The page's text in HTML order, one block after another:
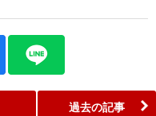
過去の記事